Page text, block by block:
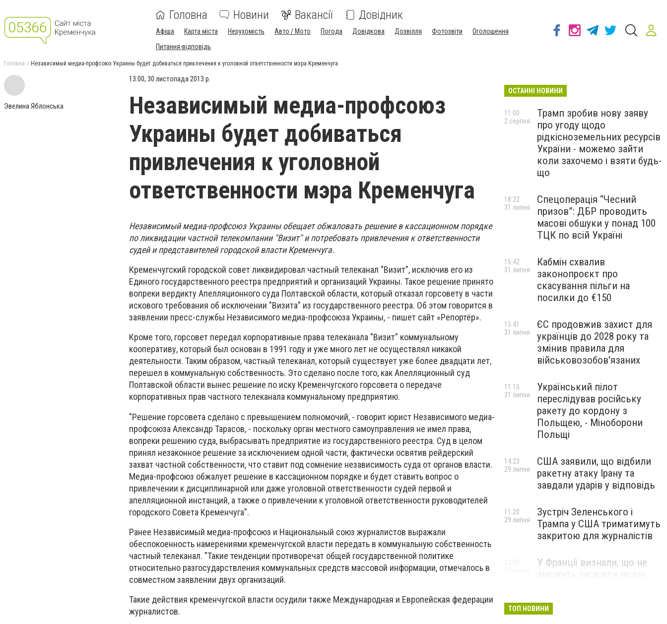
Головна Новини Вакансії Довідник
Афіша Карта міста Нерухомість Авто / Мото Погода Довідкова Дозвілля Фотозвіти
Оголошення
Питання-відповідь
Головна Независимый медиа-профсоюз Украины будет добиваться привлечения к уголовной ответственности мэра Кременчуга
Эвелина Яблонська
13:00, 30 листопада 2013 р.
Независимый медиа-профсоюз
Украины будет добиваться
привлечения к уголовной
ответственности мэра Кременчуга
Независимый медиа-профсоюз Украины обещает обжаловать решение в кассационном порядке
по ликвидации частной телекомпании "Визит" и потребовать привлечения к ответственности
судей и представителей городской власти Кременчуга.
Кременчугский городской совет ликвидировал частный телеканал "Визит", исключив его из
Единого государственного реестра предприятий и организаций Украины. Такое решение принято
вопреки вердикту Апелляционного суда Полтавской области, который отказал горсовету в части
искового требования об исключении "Визита" из государственного реестра. Об этом говорится в
заявлении пресс-службы Независимого медиа-профсоюза Украины, - пишет сайт «Репортёр».
Кроме того, горсовет передал корпоративные права телеканала "Визит" коммунальному
кооперативу, который был основан в 1991 году и уже много лет не осуществлял никакой
деятельности. Таким образом, частный телеканал, который существует уже более двадцати лет,
перешел в коммунальную собственность. Это сделано после того, как Апелляционный суд
Полтавской области вынес решение по иску Кременчугского горсовета о передаче
корпоративных прав частного телеканала коммунальному предприятию.
"Решение горсовета сделано с превышением полномочий, - говорит юрист Независимого медиа-
профсоюза Александр Тарасов, - поскольку орган местного самоуправления не имел права,
вопреки решению суда, выбрасывать предприятие из государственного реестра. Суд в целом
принял незаконное решение за исключением одной части, фактически освятив рейдерский
захват частной собственности, что ставит под сомнение независимость суда от органов власти.
Медиа-профсоюз обжалует решение в кассационном порядке и будет ставить вопрос о
привлечении к дисциплинарной или даже уголовной ответственности судей первой и
апелляционной инстанций, а также о привлечении к уголовной ответственности руководителей
городского Совета Кременчуга".
Ранее Независимый медиа-профсоюз и Национальный союз журналистов выражали
обеспокоенность намерениями кременчугской власти передать в коммунальную собственность
частный телеканал. "Такие тенденции противоречат общей государственной политике
относительно разгосударствления коммунальных средств массовой информации, отмечалось в
совместном заявлении двух организаций.
Такие действия кременчугской власти осудили также Международная и Европейская федерации
журналистов.
ОСТАННІ НОВИНИ
Трамп зробив нову заяву
про угоду щодо
рідкісноземельних ресурсів
України - можемо зайти
коли захочемо і взяти будь-
що
11:00
2 серпня
Спецоперація “Чесний
призов”: ДБР проводить
масові обшуки у понад 100
ТЦК по всій Україні
18:22
31 липня
Кабмін схвалив
законопроєкт про
скасування пільги на
посилки до €150
15:42
31 липня
ЄС продовжив захист для
українців до 2028 року та
змінив правила для
військовозобов'язаних
15:41
31 липня
Український пілот
переслідував російську
ракету до кордону з
Польщею, - Міноборони
Польщі
11:15
31 липня
США заявили, що відбили
ракетну атаку Ірану та
завдали ударів у відповідь
14:23
29 липня
Зустріч Зеленського і
Трампа у США триматимуть
закритою для журналістів
11:20
29 липня
У Франції визнали, що не
ТОП НОВИНИ